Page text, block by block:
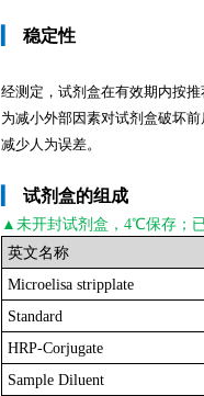
稳定性
经测定，试剂盒在有效期内按推
为减小外部因素对试剂盒破坏
减少人为误差。
试剂盒的组成
▲未开封试剂盒，4℃保存；
英文名称
Microelisa stripplate
Standard
HRP-Corjugate
Sample Diluent